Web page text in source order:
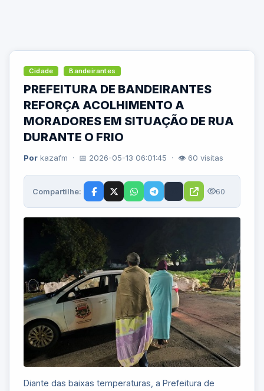
Cidade Bandeirantes
PREFEITURA DE BANDEIRANTES
REFORÇA ACOLHIMENTO A
MORADORES EM SITUAÇÃO DE RUA
DURANTE O FRIO
Por kazafm · 📅 2026-05-13 06:01:45 · 👁 60 visitas
Compartilhe: 60
Diante das baixas temperaturas, a Prefeitura de